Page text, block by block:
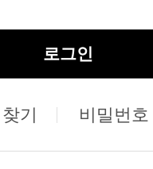
로그인
기 비밀번